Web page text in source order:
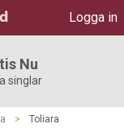
Logga in
Nu
singlar
> Toliara